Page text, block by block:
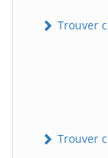
Trouver
Trouver